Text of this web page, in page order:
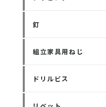
釘
組立家具用ねじ
ドリルビス